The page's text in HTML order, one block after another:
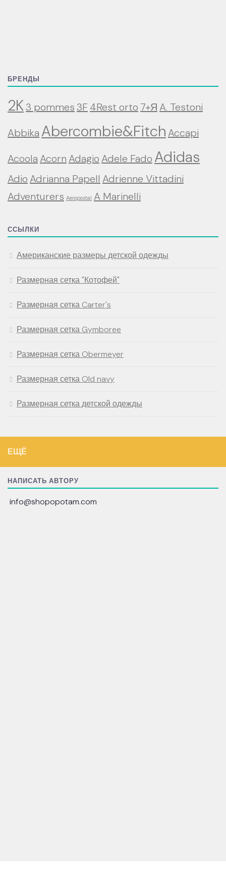
БРЕНДЫ
2K3 pommes3F 4Rest orto 7+Я A. Testoni
Abbika Abercombie&Fitch Accapi
Acoola Acorn Adagio Adele Fado Adidas
Adio Adrianna Papell Adrienne Vittadini
Adventurers Aeropostal A Marinelli
ССЫЛКИ
Американские размеры детской одежды
Размерная сетка "Котофей"
Размерная сетка Carter's
Размерная сетка Gymboree
Размерная сетка Obermeyer
Размерная сетка Old navy
Размерная сетка детской одежды
ЕЩЁ
НАПИСАТЬ АВТОРУ
info@shopopotam.com